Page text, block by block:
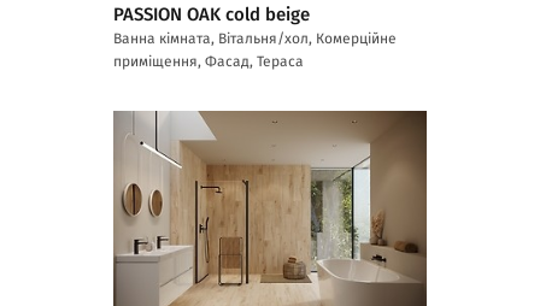
PASSION OAK cold beige
Ванна кімната, Вітальня/хол, Комерційне
приміщення, Фасад, Тераса